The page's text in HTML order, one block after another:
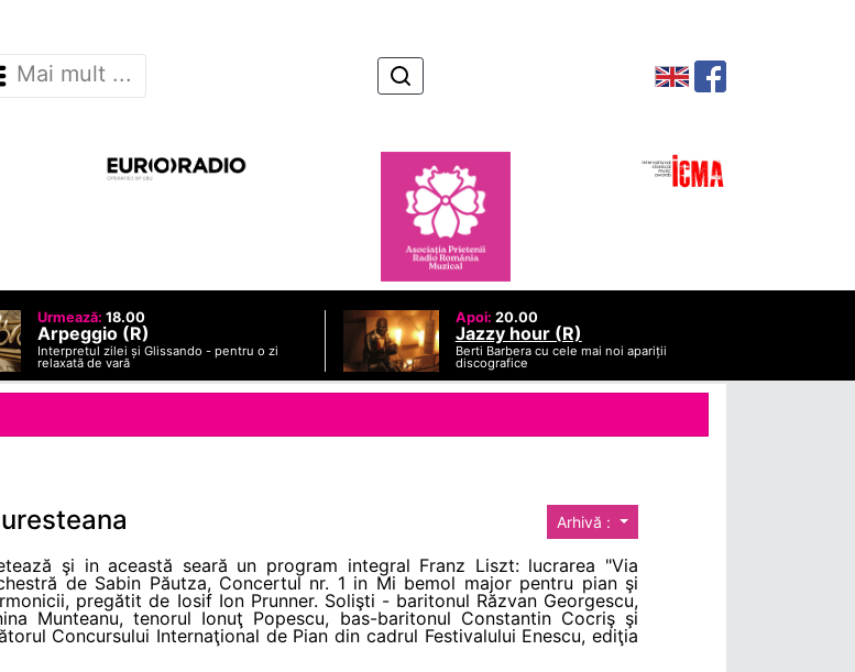
Mai mult ...
Urmează: 18.00
Arpeggio (R)
Interpretul zilei și Glissando - pentru o zi
relaxată de vară
Apoi: 20.00
Jazzy hour (R)
Berti Barbera cu cele mai noi apariții
discografice
Arhivă :
şi in această seară un program integral Franz Liszt: lucrarea "Via
de Sabin Păutza, Concertul nr. 1 in Mi bemol major pentru pian şi
pregătit de Iosif Ion Prunner. Solişti - baritonul Răzvan Georgescu,
Munteanu, tenorul Ionuţ Popescu, bas-baritonul Constantin Cocriş şi
Concursului Internaţional de Pian din cadrul Festivalului Enescu, ediţia